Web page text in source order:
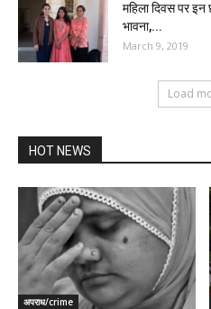
महिला दिवस पर
भावना,...
March 9, 2019
Load
HOT NEWS
अपराध/crime